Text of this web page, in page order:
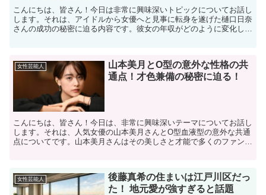
こんにちは、皆さん！今日は非常に興味深いトピックについてお話し
します。それは、アイドルから女優へと見事に転身を遂げた樋口日奈
さんの成功の秘密に迫る内容です。彼女の年収がどのように変化した
女性芸能人
山本美月とO型の意外な性格の共
通点！才色兼備の秘密に迫る！
こんにちは、皆さん！今日は、非常に興味深いテーマについてお話し
します。それは、人気女優の山本美月さんとO型血液型の意外な共通
点についてです。山本美月さんはその美しさと才能で多くのファンを
女性芸能人
後藤真希の住まいは江戸川区だっ
た！ 地元愛が強すぎると話題